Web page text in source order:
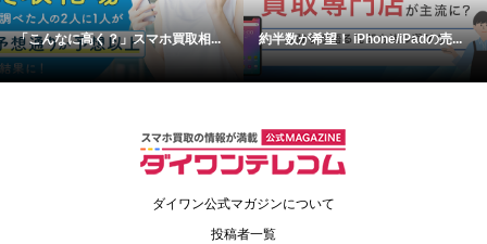
「こんなに高く？」スマホ買取相... 約半数が希望！ iPhone/iPadの売...
ダイワン公式マガジンについて
投稿者一覧